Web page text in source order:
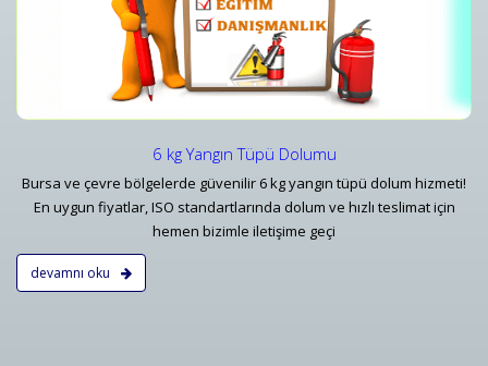
6 kg Yangın Tüpü Dolumu
Bursa ve çevre bölgelerde güvenilir 6 kg yangın tüpü dolum hizmeti!
En uygun fiyatlar, ISO standartlarında dolum ve hızlı teslimat için
hemen bizimle iletişime geçi
devamnı oku
Detaylar